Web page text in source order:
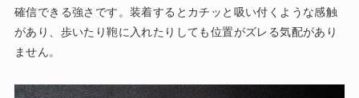
確信できる強さです。装着するとカチッと吸い付くような感触
があり、歩いたり鞄に入れたりしても位置がズレる気配があり
ません。